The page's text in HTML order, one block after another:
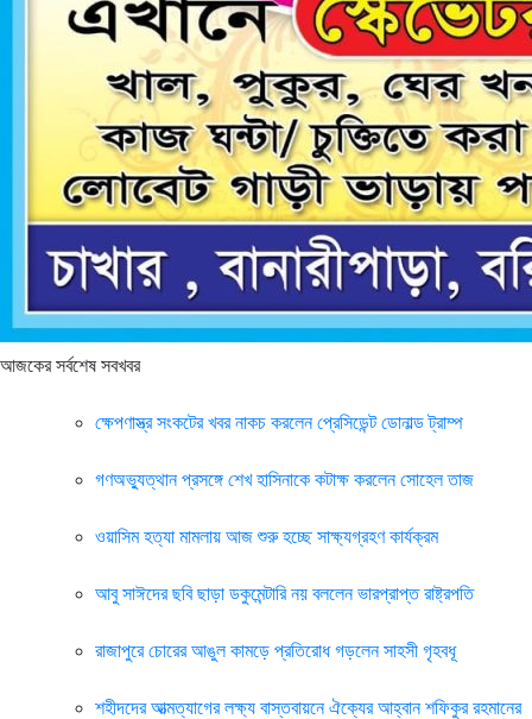
আজকের সর্বশেষ সবখবর
ক্ষেপণাস্ত্র সংকটের খবর নাকচ করলেন প্রেসিডেন্ট ডোনাল্ড ট্রাম্প
গণঅভ্যুত্থান প্রসঙ্গে শেখ হাসিনাকে কটাক্ষ করলেন সোহেল তাজ
ওয়াসিম হত্যা মামলায় আজ শুরু হচ্ছে সাক্ষ্যগ্রহণ কার্যক্রম
আবু সাঈদের ছবি ছাড়া ডকুমেন্টারি নয় বললেন ভারপ্রাপ্ত রাষ্ট্রপতি
রাজাপুরে চোরের আঙুল কামড়ে প্রতিরোধ গড়লেন সাহসী গৃহবধূ
শহীদদের আত্মত্যাগের লক্ষ্য বাস্তবায়নে ঐক্যের আহ্বান শফিকুর রহমানের